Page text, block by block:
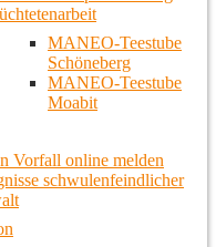
MANEO-Teestube
Schöneberg
MANEO-Teestube
Moabit
Vorfall online melden
schwulenfeindlicher